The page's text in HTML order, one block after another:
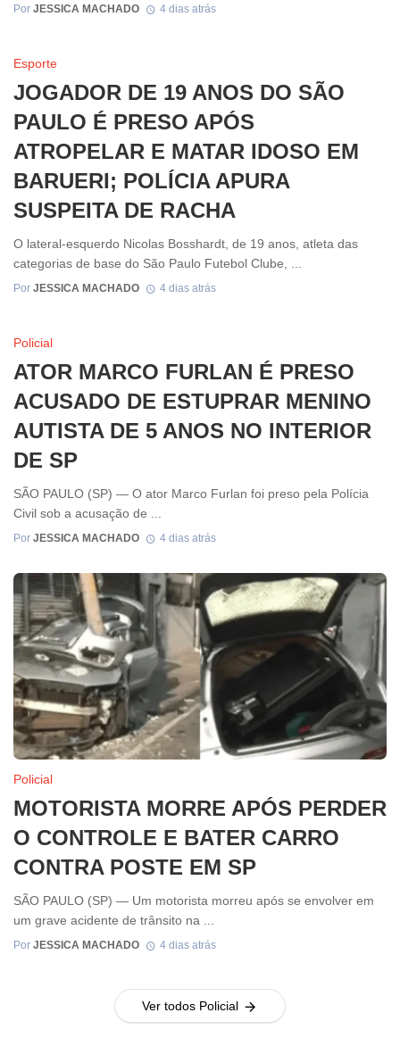
Por JESSICA MACHADO 4 dias atrás
Esporte
JOGADOR DE 19 ANOS DO SÃO
PAULO É PRESO APÓS
ATROPELAR E MATAR IDOSO EM
BARUERI; POLÍCIA APURA
SUSPEITA DE RACHA
O lateral-esquerdo Nicolas Bosshardt, de 19 anos, atleta das
categorias de base do São Paulo Futebol Clube, ...
Por JESSICA MACHADO 4 dias atrás
Policial
ATOR MARCO FURLAN É PRESO
ACUSADO DE ESTUPRAR MENINO
AUTISTA DE 5 ANOS NO INTERIOR
DE SP
SÃO PAULO (SP) — O ator Marco Furlan foi preso pela Polícia
Civil sob a acusação de ...
Por JESSICA MACHADO 4 dias atrás
Policial
MOTORISTA MORRE APÓS PERDER
O CONTROLE E BATER CARRO
CONTRA POSTE EM SP
SÃO PAULO (SP) — Um motorista morreu após se envolver em
um grave acidente de trânsito na ...
Por JESSICA MACHADO 4 dias atrás
Ver todos Policial